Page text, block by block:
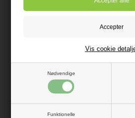
Nødvendige
Funktionelle
Vis cookie
push open - dette er til en
skuffe
Ifö Sense push-open skinne
Compact SPUC til SUS 30
Compact, SUS 60 Compact og
SUS 90 Compact underskabe fra
- VVS nr: 780051992
Ifö